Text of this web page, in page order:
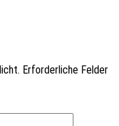
Erforderliche Felder